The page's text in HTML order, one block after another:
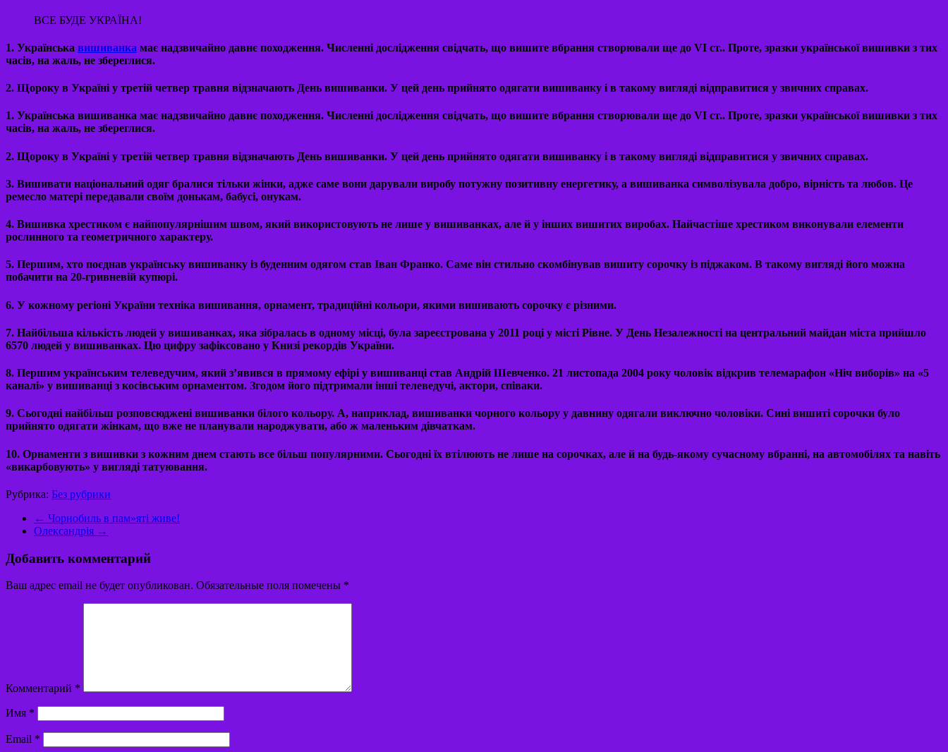
ВСЕ БУДЕ УКРАЇНА!
1. Українська вишиванка має надзвичайно давнє походження. Численні дослідження свідчать, що вишите вбрання створювали ще до VI ст.. Проте, зразки української вишивки з тих
часів, на жаль, не збереглися.
2. Щороку в Україні у третій четвер травня відзначають День вишиванки. У цей день прийнято одягати вишиванку і в такому вигляді відправитися у звичних справах.
1. Українська вишиванка має надзвичайно давнє походження. Численні дослідження свідчать, що вишите вбрання створювали ще до VI ст.. Проте, зразки української вишивки з тих
часів, на жаль, не збереглися.
2. Щороку в Україні у третій четвер травня відзначають День вишиванки. У цей день прийнято одягати вишиванку і в такому вигляді відправитися у звичних справах.
3. Вишивати національний одяг бралися тільки жінки, адже саме вони дарували виробу потужну позитивну енергетику, а вишиванка символізувала добро, вірність та любов. Це
ремесло матері передавали своїм донькам, бабусі, онукам.
4. Вишивка хрестиком є найпопулярнішим швом, який використовують не лише у вишиванках, але й у інших вишитих виробах. Найчастіше хрестиком виконували елементи
рослинного та геометричного характеру.
5. Першим, хто поєднав українську вишиванку із буденним одягом став Іван Франко. Саме він стильно скомбінував вишиту сорочку із піджаком. В такому вигляді його можна
побачити на 20-гривневій купюрі.
6. У кожному регіоні України техніка вишивання, орнамент, традиційні кольори, якими вишивають сорочку є різними.
7. Найбільша кількість людей у вишиванках, яка зібралась в одному місці, була зареєстрована у 2011 році у місті Рівне. У День Незалежності на центральний майдан міста прийшло
6570 людей у вишиванках. Цю цифру зафіксовано у Книзі рекордів України.
8. Першим українським телеведучим, який з’явився в прямому ефірі у вишиванці став Андрій Шевченко. 21 листопада 2004 року чоловік відкрив телемарафон «Ніч виборів» на «5
каналі» у вишиванці з косівським орнаментом. Згодом його підтримали інші телеведучі, актори, співаки.
9. Сьогодні найбільш розповсюджені вишиванки білого кольору. А, наприклад, вишиванки чорного кольору у давнину одягали виключно чоловіки. Сині вишиті сорочки було
прийнято одягати жінкам, що вже не планували народжувати, або ж маленьким дівчаткам.
10. Орнаменти з вишивки з кожним днем стають все більш популярними. Сьогодні їх втілюють не лише на сорочках, але й на будь-якому сучасному вбранні, на автомобілях та навіть
«викарбовують» у вигляді татуювання.
Рубрика: Без рубрики
← Чорнобиль в пам»яті живе!
Олександрія →
Добавить комментарий
Ваш адрес email не будет опубликован. Обязательные поля помечены *
Комментарий *
Имя *
Email *